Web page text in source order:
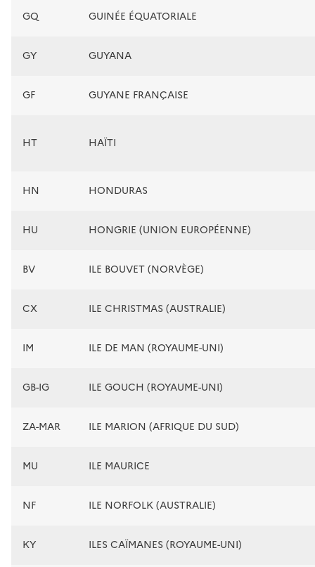
GQ GUINÉE ÉQUATORIALE
GY GUYANA
GF GUYANE FRANÇAISE
HT HAÏTI
HN HONDURAS
HU HONGRIE (UNION EUROPÉENNE)
BV ILE BOUVET (NORVÈGE)
CX ILE CHRISTMAS (AUSTRALIE)
IM ILE DE MAN (ROYAUME-UNI)
GB-IG ILE GOUCH (ROYAUME-UNI)
ZA-MAR ILE MARION (AFRIQUE DU SUD)
MU ILE MAURICE
NF ILE NORFOLK (AUSTRALIE)
KY ILES CAÏMANES (ROYAUME-UNI)